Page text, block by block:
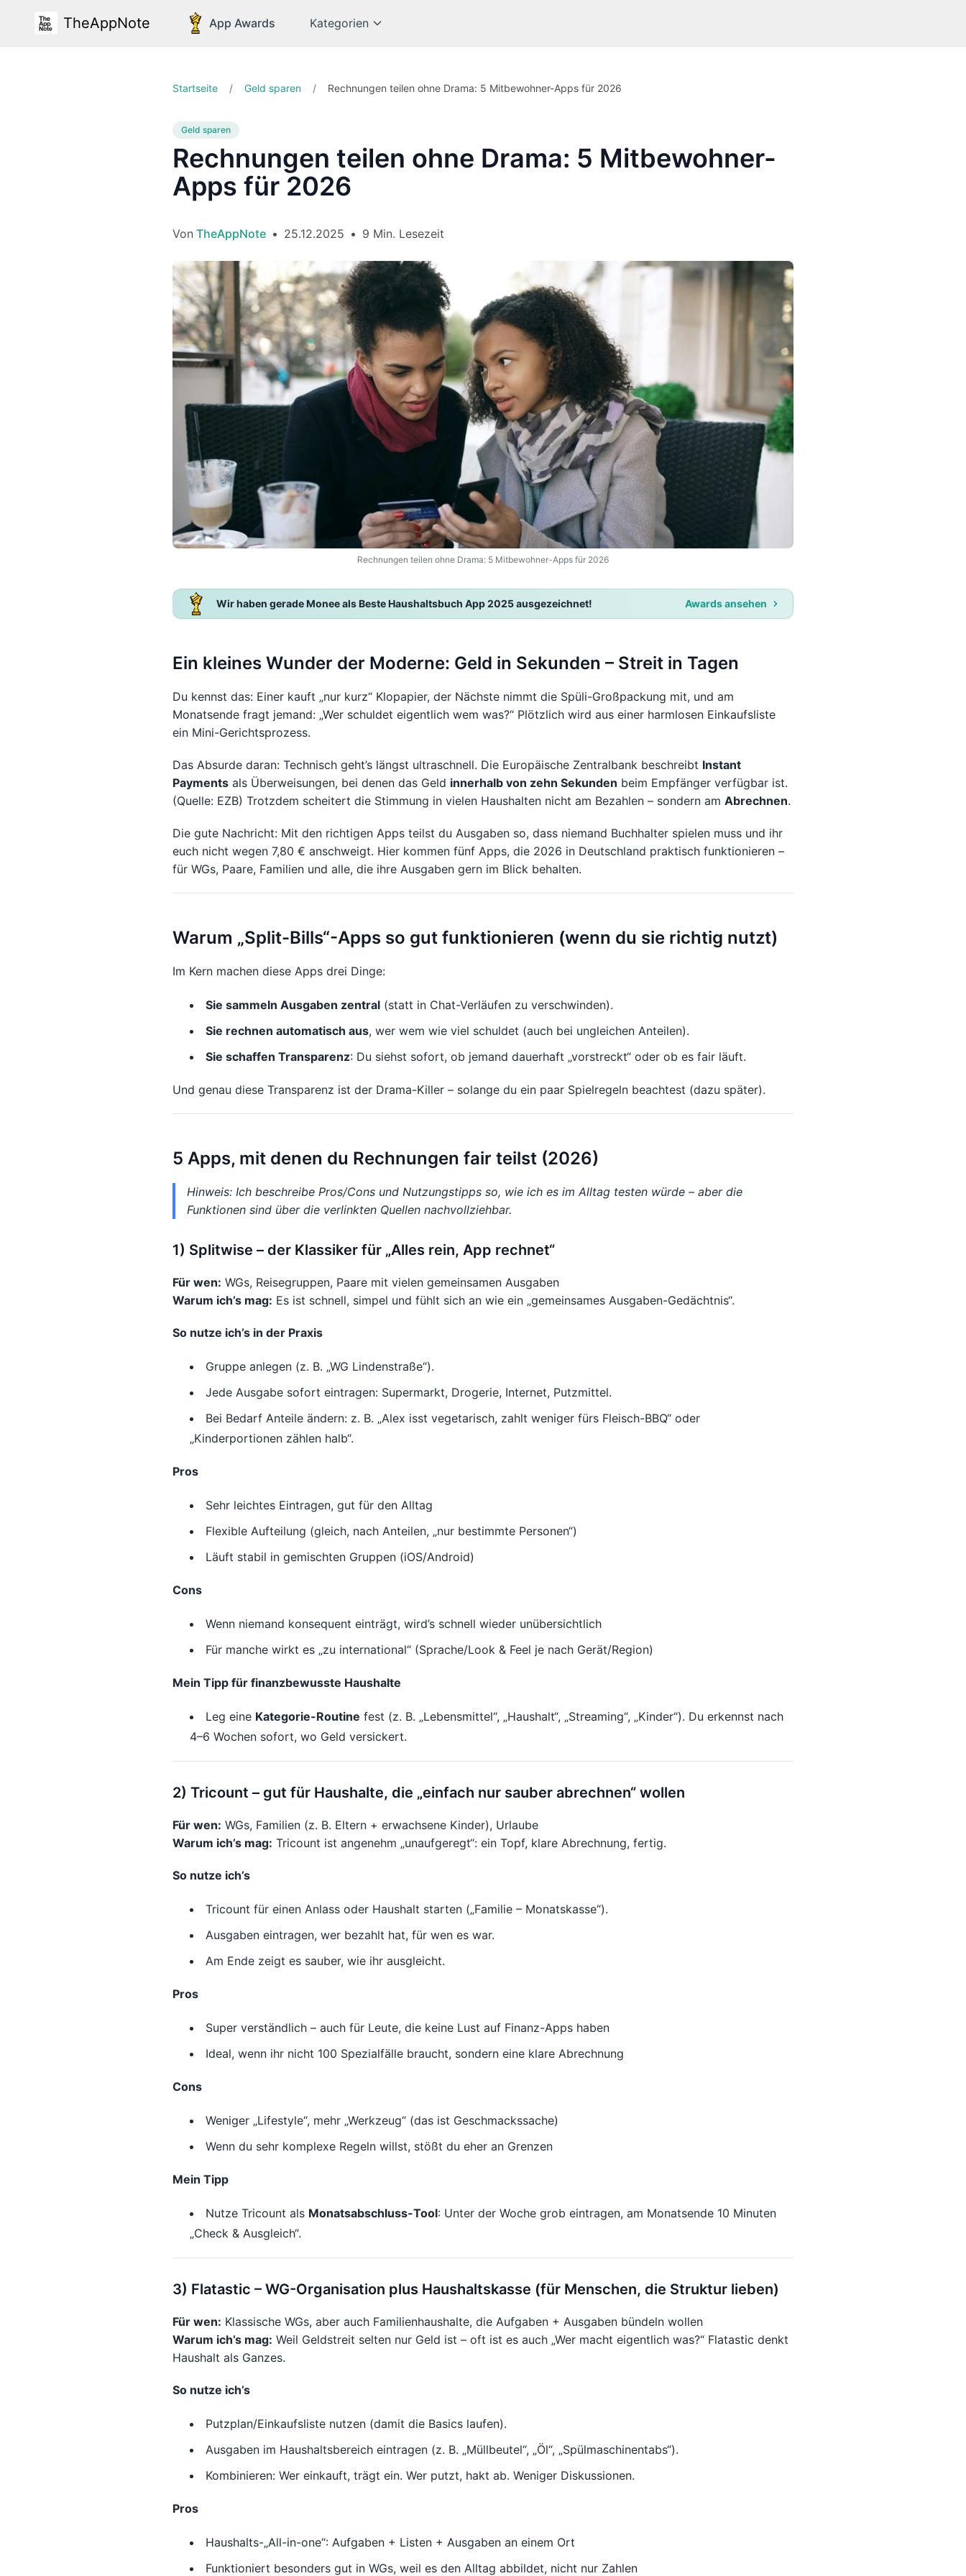
TheAppNote App Awards Kategorien
Startseite / Geld sparen / Rechnungen teilen ohne Drama: 5 Mitbewohner-Apps für 2026
Geld sparen
Rechnungen teilen ohne Drama: 5 Mitbewohner-
Apps für 2026
Von TheAppNote • 25.12.2025 • 9 Min. Lesezeit
Rechnungen teilen ohne Drama: 5 Mitbewohner-Apps für 2026
Wir haben gerade Monee als Beste Haushaltsbuch App 2025 ausgezeichnet! Awards ansehen
Ein kleines Wunder der Moderne: Geld in Sekunden – Streit in Tagen
Du kennst das: Einer kauft „nur kurz“ Klopapier, der Nächste nimmt die Spüli-Großpackung mit, und am
Monatsende fragt jemand: „Wer schuldet eigentlich wem was?“ Plötzlich wird aus einer harmlosen Einkaufsliste
ein Mini-Gerichtsprozess.
Das Absurde daran: Technisch geht’s längst ultraschnell. Die Europäische Zentralbank beschreibt Instant
Payments als Überweisungen, bei denen das Geld innerhalb von zehn Sekunden beim Empfänger verfügbar ist.
(Quelle: EZB) Trotzdem scheitert die Stimmung in vielen Haushalten nicht am Bezahlen – sondern am Abrechnen.
Die gute Nachricht: Mit den richtigen Apps teilst du Ausgaben so, dass niemand Buchhalter spielen muss und ihr
euch nicht wegen 7,80 € anschweigt. Hier kommen fünf Apps, die 2026 in Deutschland praktisch funktionieren –
für WGs, Paare, Familien und alle, die ihre Ausgaben gern im Blick behalten.
Warum „Split-Bills“-Apps so gut funktionieren (wenn du sie richtig nutzt)
Im Kern machen diese Apps drei Dinge:
Sie sammeln Ausgaben zentral (statt in Chat-Verläufen zu verschwinden).
Sie rechnen automatisch aus, wer wem wie viel schuldet (auch bei ungleichen Anteilen).
Sie schaffen Transparenz: Du siehst sofort, ob jemand dauerhaft „vorstreckt“ oder ob es fair läuft.
Und genau diese Transparenz ist der Drama-Killer – solange du ein paar Spielregeln beachtest (dazu später).
5 Apps, mit denen du Rechnungen fair teilst (2026)
Hinweis: Ich beschreibe Pros/Cons und Nutzungstipps so, wie ich es im Alltag testen würde – aber die
Funktionen sind über die verlinkten Quellen nachvollziehbar.
1) Splitwise – der Klassiker für „Alles rein, App rechnet“
Für wen: WGs, Reisegruppen, Paare mit vielen gemeinsamen Ausgaben
Warum ich’s mag: Es ist schnell, simpel und fühlt sich an wie ein „gemeinsames Ausgaben-Gedächtnis“.
So nutze ich’s in der Praxis
Gruppe anlegen (z. B. „WG Lindenstraße“).
Jede Ausgabe sofort eintragen: Supermarkt, Drogerie, Internet, Putzmittel.
Bei Bedarf Anteile ändern: z. B. „Alex isst vegetarisch, zahlt weniger fürs Fleisch-BBQ“ oder
„Kinderportionen zählen halb“.
Pros
Sehr leichtes Eintragen, gut für den Alltag
Flexible Aufteilung (gleich, nach Anteilen, „nur bestimmte Personen“)
Läuft stabil in gemischten Gruppen (iOS/Android)
Cons
Wenn niemand konsequent einträgt, wird’s schnell wieder unübersichtlich
Für manche wirkt es „zu international“ (Sprache/Look & Feel je nach Gerät/Region)
Mein Tipp für finanzbewusste Haushalte
Leg eine Kategorie-Routine fest (z. B. „Lebensmittel“, „Haushalt“, „Streaming“, „Kinder“). Du erkennst nach
4–6 Wochen sofort, wo Geld versickert.
2) Tricount – gut für Haushalte, die „einfach nur sauber abrechnen“ wollen
Für wen: WGs, Familien (z. B. Eltern + erwachsene Kinder), Urlaube
Warum ich’s mag: Tricount ist angenehm „unaufgeregt“: ein Topf, klare Abrechnung, fertig.
So nutze ich’s
Tricount für einen Anlass oder Haushalt starten („Familie – Monatskasse“).
Ausgaben eintragen, wer bezahlt hat, für wen es war.
Am Ende zeigt es sauber, wie ihr ausgleicht.
Pros
Super verständlich – auch für Leute, die keine Lust auf Finanz-Apps haben
Ideal, wenn ihr nicht 100 Spezialfälle braucht, sondern eine klare Abrechnung
Cons
Weniger „Lifestyle“, mehr „Werkzeug“ (das ist Geschmackssache)
Wenn du sehr komplexe Regeln willst, stößt du eher an Grenzen
Mein Tipp
Nutze Tricount als Monatsabschluss-Tool: Unter der Woche grob eintragen, am Monatsende 10 Minuten
„Check & Ausgleich“.
3) Flatastic – WG-Organisation plus Haushaltskasse (für Menschen, die Struktur lieben)
Für wen: Klassische WGs, aber auch Familienhaushalte, die Aufgaben + Ausgaben bündeln wollen
Warum ich’s mag: Weil Geldstreit selten nur Geld ist – oft ist es auch „Wer macht eigentlich was?“ Flatastic denkt
Haushalt als Ganzes.
So nutze ich’s
Putzplan/Einkaufsliste nutzen (damit die Basics laufen).
Ausgaben im Haushaltsbereich eintragen (z. B. „Müllbeutel“, „Öl“, „Spülmaschinentabs“).
Kombinieren: Wer einkauft, trägt ein. Wer putzt, hakt ab. Weniger Diskussionen.
Pros
Haushalts-„All-in-one“: Aufgaben + Listen + Ausgaben an einem Ort
Funktioniert besonders gut in WGs, weil es den Alltag abbildet, nicht nur Zahlen